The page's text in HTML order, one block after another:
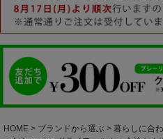
HOME ブランドから選ぶ
暮らしに合